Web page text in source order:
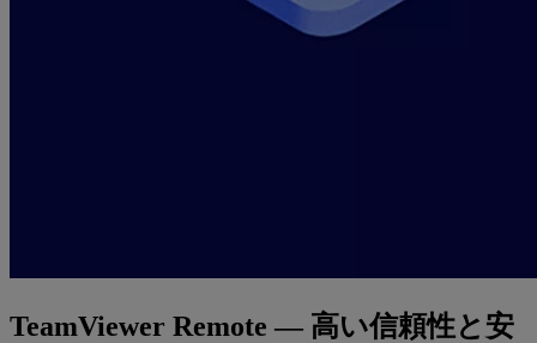
TeamViewer Remote ― 高い信頼性と安